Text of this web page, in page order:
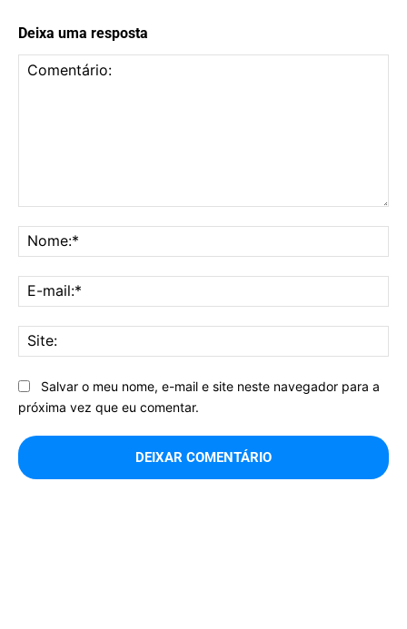
Deixa uma resposta
Salvar o meu nome, e-mail e site neste navegador para a
próxima vez que eu comentar.